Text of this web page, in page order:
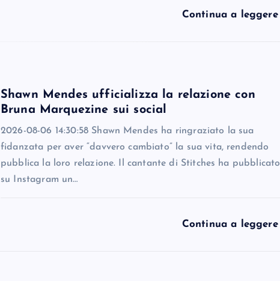
Continua a leggere
Shawn Mendes ufficializza la relazione con
Bruna Marquezine sui social
2026-08-06 14:30:58 Shawn Mendes ha ringraziato la sua
fidanzata per aver “davvero cambiato” la sua vita, rendendo
pubblica la loro relazione. Il cantante di Stitches ha pubblicato
su Instagram un…
Continua a leggere